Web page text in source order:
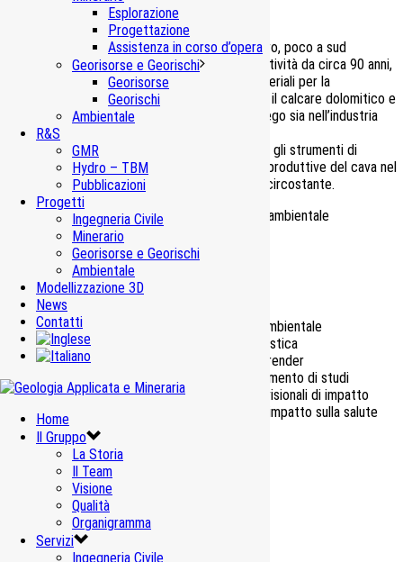
Esplorazione
Progettazione
Assistenza in corso d’opera
Georisorse e Georischi
Georisorse
Georischi
Ambientale
R&S
GMR
Hydro – TBM
Pubblicazioni
Progetti
Ingegneria Civile
Minerario
Georisorse e Georischi
Ambientale
Modellizzazione 3D
News
Contatti
Home
Il Gruppo
La Storia
Il Team
Visione
Qualità
Organigramma
Servizi
Ingegneria Civile
La cava di Rocca Incisa, situata nella Valle Tanaro, poco a sud
dell’abitato di Bagnasco è una cava storica in attività da circa 90 anni,
nata in origine per l’approvvigionamento dei materiali per la
manutenzione della locale ferrovia. Attualmente il calcare dolomitico e
gli scisti di questo polo estrattivo trovano impiego sia nell’industria
della calce sia come inerti.
La GDP-GEOMIN ha saputo negli anni aggiornare gli strumenti di
progettazione al fine di supportare le esigenze produttive del cava nel
rispetto dell’equilibrio ambientale del territorio circostante.
Variante al progetto di coltivazione e recupero ambientale
S.A.I.S.E.F. S.p.A.
2018-2019
Importo Opere
–
Prestazioni
Studio d’Impatto Ambientale
Relazione Paesaggistica
Foto-inserimenti e render
Attività di coordinamento di studi
forestali, studi previsionali di impatto
acustico e studi di impatto sulla salute